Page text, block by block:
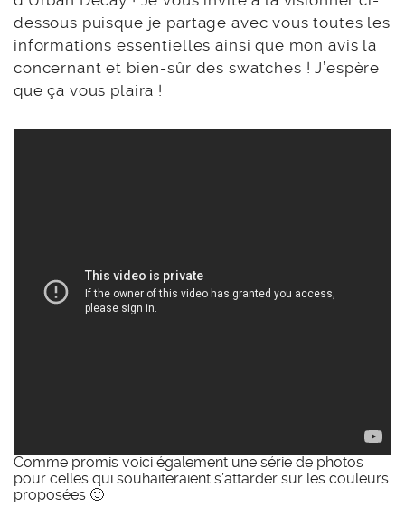
dessous puisque je partage avec vous toutes les
informations essentielles ainsi que mon avis la
concernant et bien-sûr des swatches ! J’espère
que ça vous plaira !
Comme promis voici également une série de photos
pour celles qui souhaiteraient s’attarder sur les couleurs
proposées 🙂